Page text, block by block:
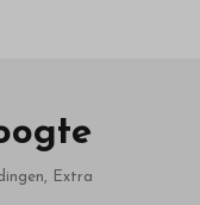
Extra